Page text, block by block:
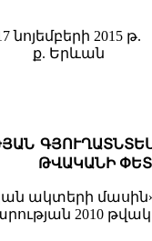
նոյեմբերի 2015 թ.
ք. Երևան
ԹՎԱԿԱՆԻ
ակտերի
2010